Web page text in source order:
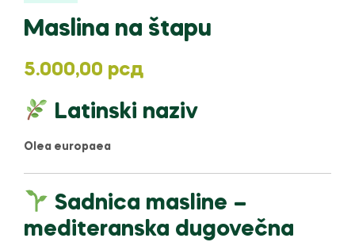
Maslina na štapu
5.000,00 рсд
Latinski naziv
Olea europaea
Sadnica masline –
mediteranska dugovečna